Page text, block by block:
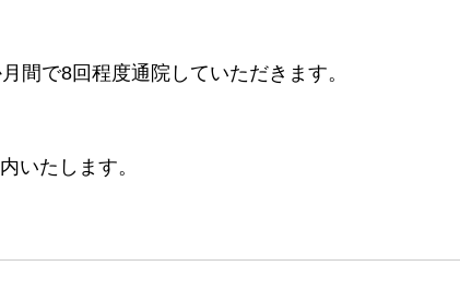
間で8回程度通院していただきます。
いたします。